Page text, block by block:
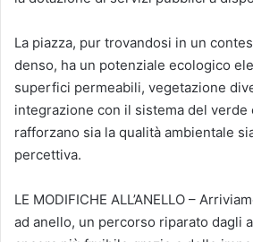
La piazza, pur trovandosi in un
denso, ha un potenziale ecologico
superfici permeabili, vegetazione
integrazione con il sistema del verde
rafforzano sia la qualità ambientale
percettiva.
LE MODIFICHE ALL’ANELLO –
ad anello, un percorso riparato dagli